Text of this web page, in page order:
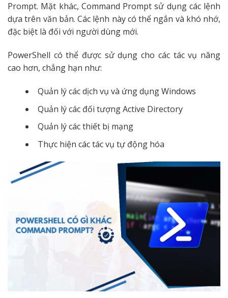
Prompt. Mặt khác, Command Prompt sử dụng các lệnh
dựa trên văn bản. Các lệnh này có thể ngắn và khó nhớ,
đặc biệt là đối với người dùng mới.
PowerShell có thể được sử dụng cho các tác vụ nâng
cao hơn, chẳng hạn như:
Quản lý các dịch vụ và ứng dụng Windows
Quản lý các đối tượng Active Directory
Quản lý các thiết bị mạng
Thực hiện các tác vụ tự động hóa